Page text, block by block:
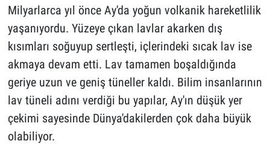
Milyarlarca yıl önce Ay'da yoğun volkanik hareketlilik
yaşanıyordu. Yüzeye çıkan lavlar akarken dış
kısımları soğuyup sertleşti, içlerindeki sıcak lav ise
akmaya devam etti. Lav tamamen boşaldığında
geriye uzun ve geniş tüneller kaldı. Bilim insanlarının
lav tüneli adını verdiği bu yapılar, Ay'ın düşük yer
çekimi sayesinde Dünya'dakilerden çok daha büyük
olabiliyor.